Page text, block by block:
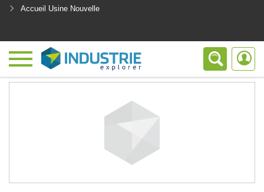
Accueil Usine Nouvelle